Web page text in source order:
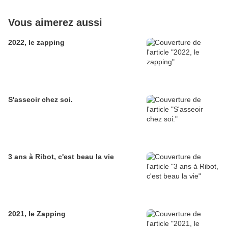
Vous aimerez aussi
2022, le zapping
S'asseoir chez soi.
3 ans à Ribot, c'est beau la vie
2021, le Zapping